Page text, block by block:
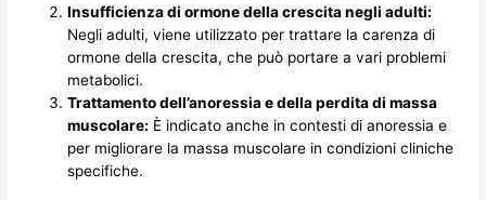
Insufficienza di ormone della crescita negli adulti:
Negli adulti, viene utilizzato per trattare la carenza di
ormone della crescita, che può portare a vari problemi
metabolici.
Trattamento dell’anoressia e della perdita di massa
muscolare: È indicato anche in contesti di anoressia e
per migliorare la massa muscolare in condizioni cliniche
specifiche.